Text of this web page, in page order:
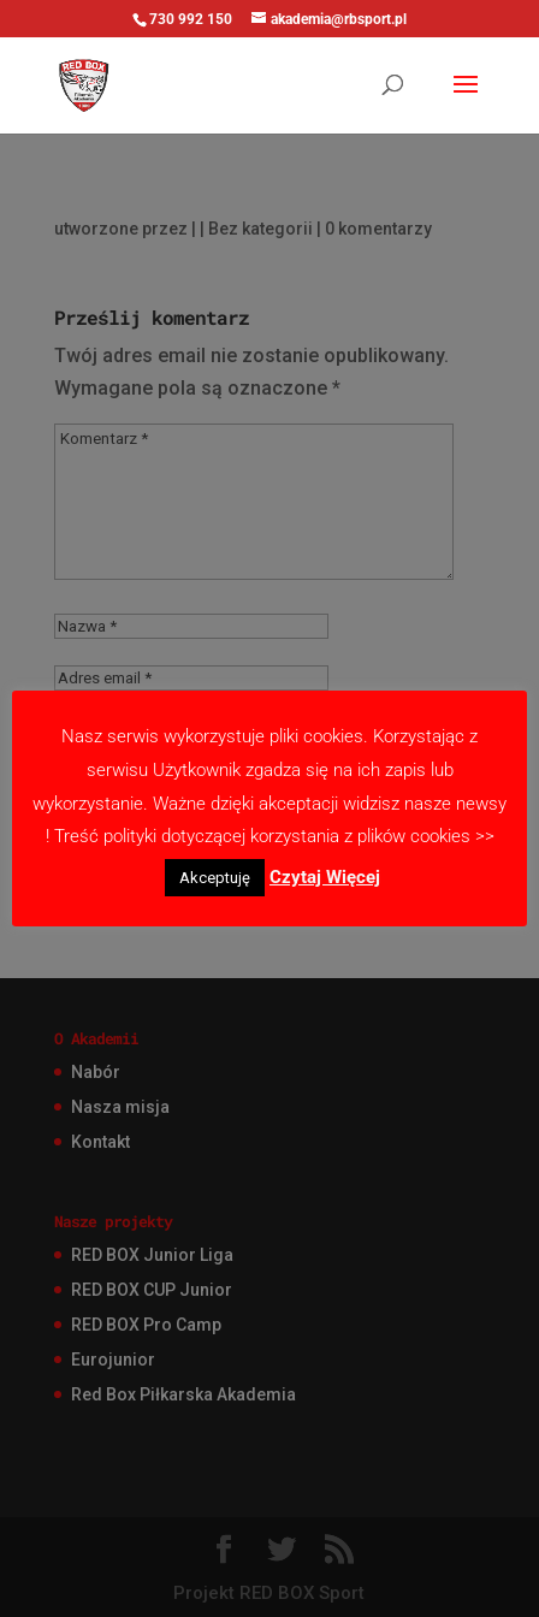
730 992 150 akademia@rbsport.pl
utworzone przez | Bez kategorii | 0 komentarzy
Prześlij komentarz
Twój adres email nie zostanie opublikowany.
Wymagane pola są oznaczone *
Zapamiętaj moje dane w tej przeglądarce
podczas pisania kolejnych komentarzy.
O Akademii
Nabór
Nasza misja
Kontakt
Nasze projekty
RED BOX Junior Liga
RED BOX CUP Junior
RED BOX Pro Camp
Eurojunior
Red Box Piłkarska Akademia
Projekt RED BOX Sport
Nasz serwis wykorzystuje pliki cookies. Korzystając z
serwisu Użytkownik zgadza się na ich zapis lub
wykorzystanie. Ważne dzięki akceptacji widzisz nasze newsy
! Treść polityki dotyczącej korzystania z plików cookies >>
Akceptuję Czytaj Więcej